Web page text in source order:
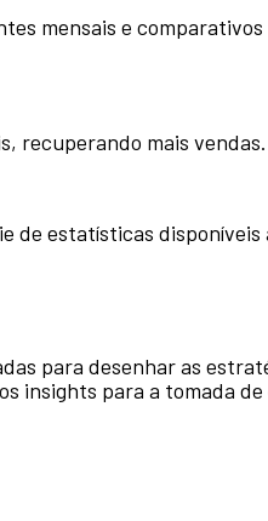
mensais e
recuperando mais vendas.
de estatísticas disponíveis
para desenhar as
insights para a tomada